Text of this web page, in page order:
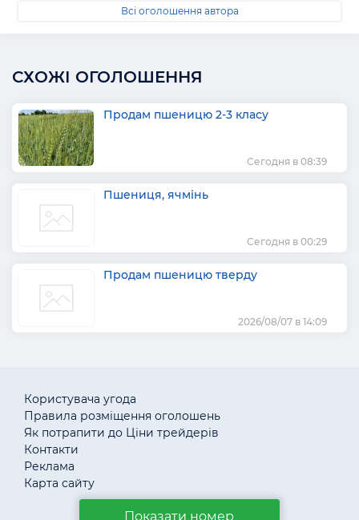
Всі оголошення автора
СХОЖІ ОГОЛОШЕННЯ
Продам пшеницю 2-3 класу
Сегодня в 08:39
Пшениця, ячмінь
Сегодня в 00:29
Продам пшеницю тверду
2026/08/07 в 14:09
Показати номер
Користувача угода
Правила розміщення оголошень
Як потрапити до Ціни трейдерів
Контакти
Реклама
Карта сайту